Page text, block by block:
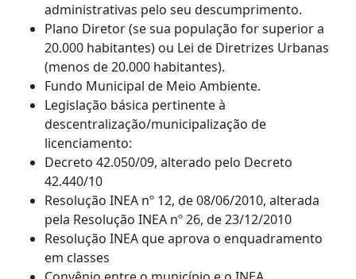
administrativas pelo seu descumprimento.
Plano Diretor (se sua população for superior a
20.000 habitantes) ou Lei de Diretrizes Urbanas
(menos de 20.000 habitantes).
Fundo Municipal de Meio Ambiente.
Legislação básica pertinente à
descentralização/municipalização de
licenciamento:
Decreto 42.050/09, alterado pelo Decreto
42.440/10
Resolução INEA nº 12, de 08/06/2010, alterada
pela Resolução INEA nº 26, de 23/12/2010
Resolução INEA que aprova o enquadramento
em classes